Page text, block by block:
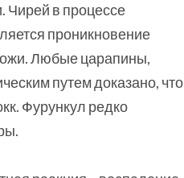
в процессе
проникновение
Любые царапины,
путем доказано, что
Фурункул редко